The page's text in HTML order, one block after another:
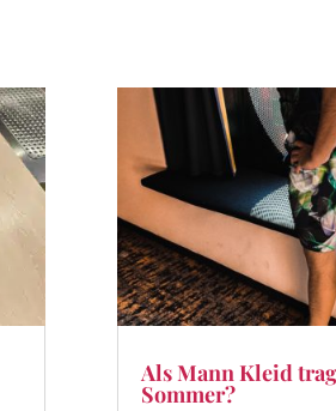
Als Mann Kleid
Sommer?